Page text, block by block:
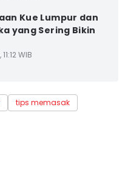
Kue Lumpur dan
yang Sering Bikin
WIB
tips memasak